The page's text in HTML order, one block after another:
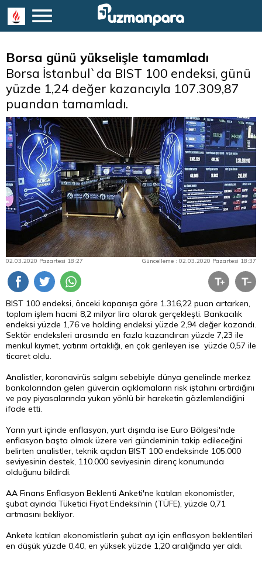
Borsa günü yükselişle tamamladı
Borsa İstanbul`da BIST 100 endeksi, günü
yüzde 1,24 değer kazancıyla 107.309,87
puandan tamamladı.
02.03.2020 Pazartesi 18:27 Güncelleme : 02.03.2020 Pazartesi 18:37
BIST 100 endeksi, önceki kapanışa göre 1.316,22 puan artarken,
toplam işlem hacmi 8,2 milyar lira olarak gerçekleşti. Bankacılık
endeksi yüzde 1,76 ve holding endeksi yüzde 2,94 değer kazandı.
Sektör endeksleri arasında en fazla kazandıran yüzde 7,23 ile
menkul kıymet, yatırım ortaklığı, en çok gerileyen ise yüzde 0,57 ile
ticaret oldu.
Analistler, koronavirüs salgını sebebiyle dünya genelinde merkez
bankalarından gelen güvercin açıklamaların risk iştahını artırdığını
ve pay piyasalarında yukarı yönlü bir hareketin gözlemlendiğini
ifade etti.
Yarın yurt içinde enflasyon, yurt dışında ise Euro Bölgesi'nde
enflasyon başta olmak üzere veri gündeminin takip edileceğini
belirten analistler, teknik açıdan BIST 100 endeksinde 105.000
seviyesinin destek, 110.000 seviyesinin direnç konumunda
olduğunu bildirdi.
AA Finans Enflasyon Beklenti Anketi'ne katılan ekonomistler,
şubat ayında Tüketici Fiyat Endeksi'nin (TÜFE), yüzde 0,71
artmasını bekliyor.
Ankete katılan ekonomistlerin şubat ayı için enflasyon beklentileri
en düşük yüzde 0,40, en yüksek yüzde 1,20 aralığında yer aldı.